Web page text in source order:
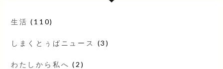
生活 (110)
しまくとぅばニュース (3)
わたしから私へ (2)